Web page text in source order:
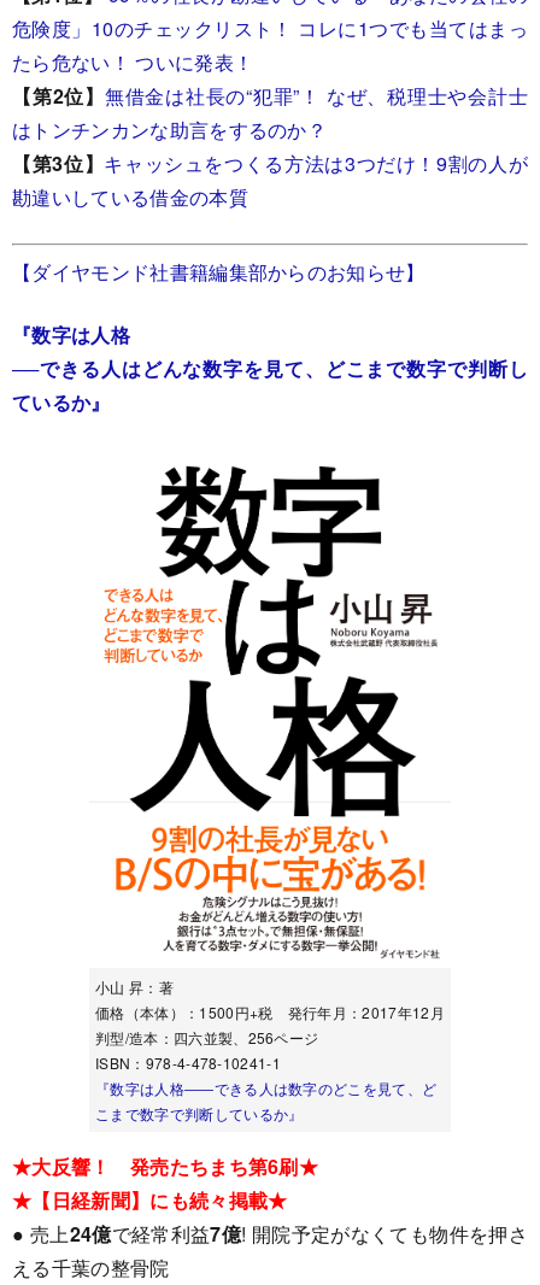
危険度」10のチェックリスト！ コレに1つでも当てはまっ
たら危ない！ ついに発表！
【第2位】 無借金は社長の“犯罪”！ なぜ、税理士や会計士
はトンチンカンな助言をするのか？
【第3位】 キャッシュをつくる方法は3つだけ！9割の人が
勘違いしている借金の本質
【ダイヤモンド社書籍編集部からのお知らせ】
『数字は人格
──できる人はどんな数字を見て、どこまで数字で判断し
ているか』
小山 昇：著
価格（本体）：1500円+税 発行年月：2017年12月
判型/造本：四六並製、256ページ
ISBN：978-4-478-10241-1
『数字は人格――できる人は数字のどこを見て、ど
こまで数字で判断しているか』
★大反響！ 発売たちまち第6刷★
★【日経新聞】にも続々掲載★
● 売上24億で経常利益7億! 開院予定がなくても物件を押さ
える千葉の整骨院